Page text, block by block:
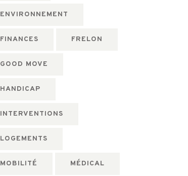
ENVIRONNEMENT
FINANCES FRELON
GOOD MOVE
HANDICAP
INTERVENTIONS
LOGEMENTS
MOBILITÉ MÉDICAL